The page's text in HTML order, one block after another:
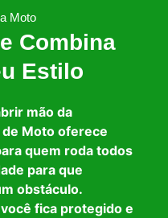
Moto
Combina
Estilo
mão da
Moto oferece
quem roda todos
para que
obstáculo.
fica protegido e